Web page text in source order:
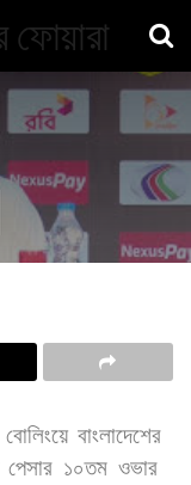
বোলিংয়ে বাংলাদেশের
পেসার ১০তম ওভার